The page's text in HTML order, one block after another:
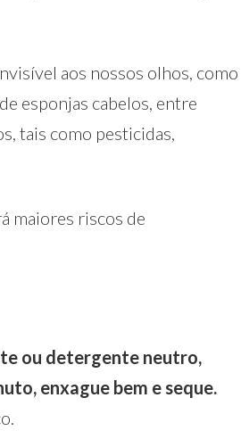
aos nossos olhos, como
esponjas cabelos, entre
tais como pesticidas,
maiores riscos de
ou detergente neutro,
enxague bem e seque.